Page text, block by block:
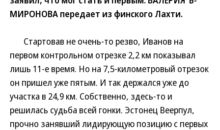
МИРОНОВА передает из финского Лахти.
Стартовав не очень-то резво, Иванов на
первом контрольном отрезке 2,2 км показывал
лишь 11-е время. Но на 7,5-километровый отрезок
он пришел уже пятым. И так держался уже до
участка в 24,9 км. Собственно, здесь-то и
решилась судьба всей гонки. Эстонец Веерпул,
прочно занявший лидирующую позицию с первых